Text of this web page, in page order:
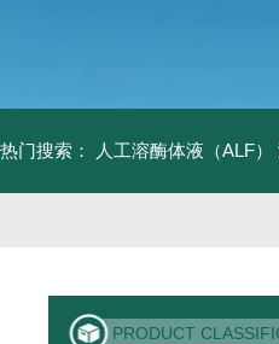
热门搜索： 人工溶酶体液（ALF）
PRODUCT